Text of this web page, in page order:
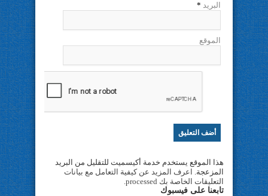
البريد *
الموقع
هذا الموقع يستخدم خدمة أكيسميت للتقليل من البريد
المزعجة. اعرف المزيد عن كيفية التعامل مع بيانات
التعليقات الخاصة بك processed
.
تابعنا على فيسبوك